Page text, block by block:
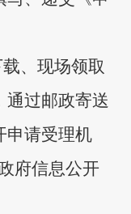
、现场领取
通过邮政寄送
申请受理机
府信息公开